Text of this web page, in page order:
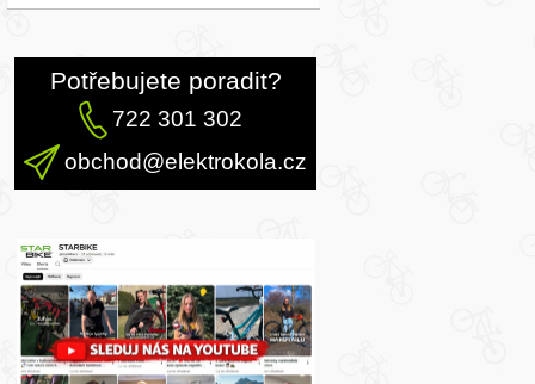
Potřebujete poradit?
722 301 302
obchod@elektrokola.cz